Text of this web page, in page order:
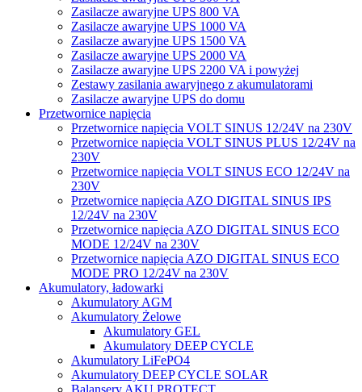
Zasilacze awaryjne UPS 800 VA
Zasilacze awaryjne UPS 1000 VA
Zasilacze awaryjne UPS 1500 VA
Zasilacze awaryjne UPS 2000 VA
Zasilacze awaryjne UPS 2200 VA i powyżej
Zestawy zasilania awaryjnego z akumulatorami
Zasilacze awaryjne UPS do domu
Przetwornice napięcia
Przetwornice napięcia VOLT SINUS 12/24V na 230V
Przetwornice napięcia VOLT SINUS PLUS 12/24V na
230V
Przetwornice napięcia VOLT SINUS ECO 12/24V na
230V
Przetwornice napięcia AZO DIGITAL SINUS IPS
12/24V na 230V
Przetwornice napięcia AZO DIGITAL SINUS ECO
MODE 12/24V na 230V
Przetwornice napięcia AZO DIGITAL SINUS ECO
MODE PRO 12/24V na 230V
Akumulatory, ładowarki
Akumulatory AGM
Akumulatory Żelowe
Akumulatory GEL
Akumulatory DEEP CYCLE
Akumulatory LiFePO4
Akumulatory DEEP CYCLE SOLAR
Balansery AKU PROTECT